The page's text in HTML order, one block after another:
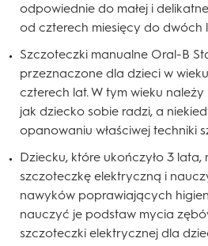
odpowiednie do małej i
od czterech miesięcy do dwóch
Szczoteczki manualne Oral-B
przeznaczone dla dzieci w
czterech lat. W tym wieku
jak dziecko sobie radzi, a
opanowaniu właściwej techniki
Dziecku, które ukończyło 3
szczoteczkę elektryczną i
nawyków poprawiających
nauczyć je podstaw mycia
szczoteczki elektrycznej dla